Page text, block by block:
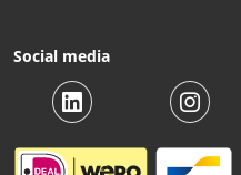
Social media